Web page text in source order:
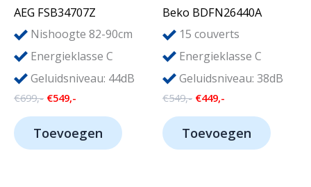
AEG FSB34707Z
Nishoogte 82-90cm
Energieklasse C
Geluidsniveau: 44dB
€699,- Oorspronkelijke
€699,-.
€549,-
€549,-.
Toevoegen
Beko BDFN26440A
15 couverts
Energieklasse C
Geluidsniveau: 38dB
€549,- Oorspronkelijke
€549,-.
€449,-
€449,-.
Toevoegen